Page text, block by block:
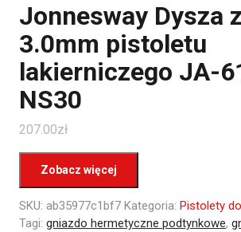
Jonnesway Dysza
3.0mm pistoletu
lakierniczego JA-
NS30
207.00zł
Zobacz więcej
SKU: ab35977c1bf7 Kategoria: Pistolety
Tagi: gniazdo hermetyczne podtynkowe,